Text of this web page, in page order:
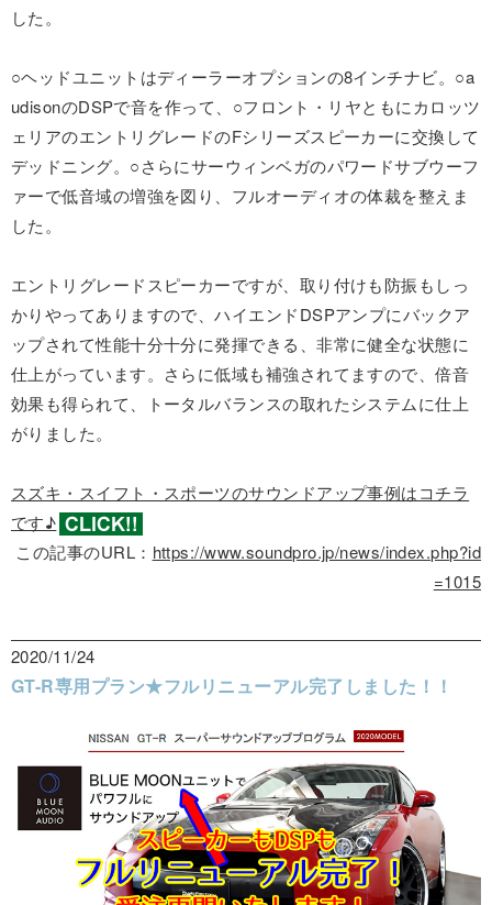
した。
○ヘッドユニットはディーラーオプションの8インチナビ。○a
udisonのDSPで音を作って、○フロント・リヤともにカロッツ
ェリアのエントリグレードのFシリーズスピーカーに交換して
デッドニング。○さらにサーウィンベガのパワードサブウーフ
ァーで低音域の増強を図り、フルオーディオの体裁を整えま
した。
エントリグレードスピーカーですが、取り付けも防振もしっ
かりやってありますので、ハイエンドDSPアンプにバックア
ップされて性能十分十分に発揮できる、非常に健全な状態に
仕上がっています。さらに低域も補強されてますので、倍音
効果も得られて、トータルバランスの取れたシステムに仕上
がりました。
スズキ・スイフト・スポーツのサウンドアップ事例はコチラ
です♪
この記事のURL： https://www.soundpro.jp/news/index.php?id
=1015
2020/11/24
GT-R専用プラン★フルリニューアル完了しました！！